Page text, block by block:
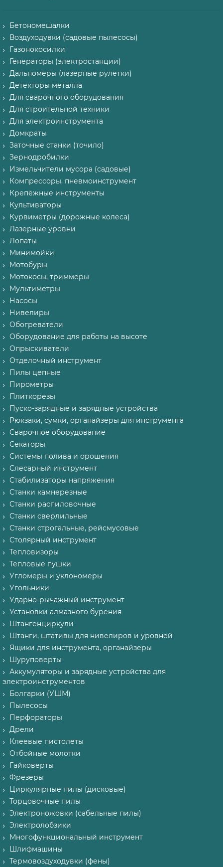
Бетономешалки
Воздуходувки (садовые пылесосы)
Газонокосилки
Генераторы (электростанции)
Дальномеры (лазерные рулетки)
Детекторы металла
Для сварочного оборудования
Для строительной техники
Для электроинструмента
Домкраты
Заточные станки (точило)
Зернодробилки
Измельчители мусора (садовые)
Компрессоры, пневмоинструмент
Крепёжные инструменты
Культиваторы
Курвиметры (дорожные колеса)
Лазерные уровни
Лопаты
Минимойки
Мотобуры
Мотокосы, триммеры
Мультиметры
Насосы
Нивелиры
Обогреватели
Оборудование для работы на высоте
Опрыскиватели
Отделочный инструмент
Пилы цепные
Пирометры
Плиткорезы
Пуско-зарядные и зарядные устройства
Рюкзаки, сумки, органайзеры для инструмента
Сварочное оборудование
Секаторы
Системы полива и орошения
Слесарный инструмент
Стабилизаторы напряжения
Станки камнерезные
Станки распиловочные
Станки сверлильные
Станки строгальные, рейсмусовые
Столярный инструмент
Тепловизоры
Тепловые пушки
Угломеры и уклономеры
Угольники
Ударно-рычажный инструмент
Установки алмазного бурения
Штангенциркули
Штанги, штативы для нивелиров и уровней
Ящики для инструмента, органайзеры
Шуруповерты
Аккумуляторы и зарядные устройства для
электроинструментов
Болгарки (УШМ)
Пылесосы
Перфораторы
Дрели
Клеевые пистолеты
Отбойные молотки
Гайковерты
Фрезеры
Циркулярные пилы (дисковые)
Торцовочные пилы
Электроножовки (сабельные пилы)
Электролобзики
Многофункциональный инструмент
Шлифмашины
Термовоздуходувки (фены)